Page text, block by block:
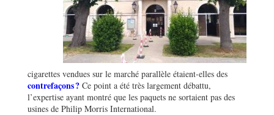
cigarettes vendues sur le marché parallèle étaient-elles des
contrefaçons ? Ce point a été très largement débattu,
l’expertise ayant montré que les paquets ne sortaient pas des
usines de Philip Morris International.